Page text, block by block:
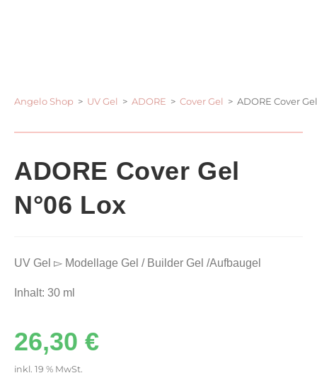
Angelo Shop > UV Gel > ADORE > Cover Gel > ADORE Cover
ADORE Cover Gel
N°06 Lox
UV Gel ▻ Modellage Gel / Builder Gel /Aufbaugel
Inhalt: 30 ml
26,30 €
inkl. 19 % MwSt.